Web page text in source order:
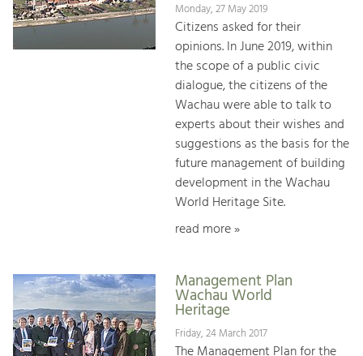
Monday, 27 May 2019
Citizens asked for their
opinions. In June 2019, within
the scope of a public civic
dialogue, the citizens of the
Wachau were able to talk to
experts about their wishes and
suggestions as the basis for the
future management of building
development in the Wachau
World Heritage Site.
read more »
Management Plan
Wachau World
Heritage
Friday, 24 March 2017
The Management Plan for the